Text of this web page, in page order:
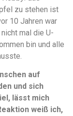
zu stehen ist
10 Jahren war
mal die U-
bin und alle
auf
und sich
lässt mich
weiß ich,